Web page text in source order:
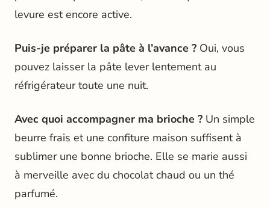
levure est encore active.
Puis-je préparer la pâte à l’avance ? Oui, vous
pouvez laisser la pâte lever lentement au
réfrigérateur toute une nuit.
Avec quoi accompagner ma brioche ? Un simple
beurre frais et une confiture maison suffisent à
sublimer une bonne brioche. Elle se marie aussi
à merveille avec du chocolat chaud ou un thé
parfumé.